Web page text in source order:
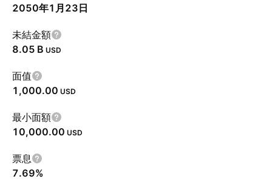
2050年1月23日
未結金額
‪8.05 B‬ USD
面值
1,000.00 USD
最小面額
10,000.00 USD
票息
7.69%